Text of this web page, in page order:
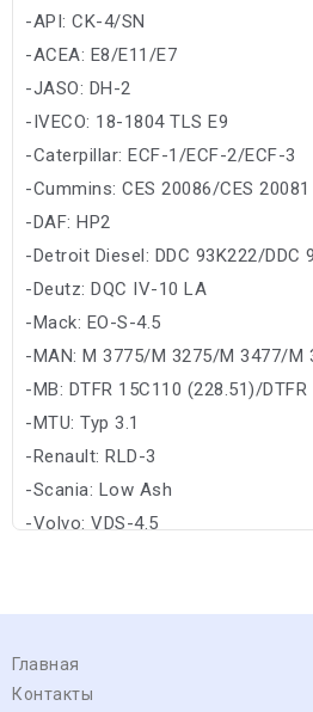
-API: CK-4/SN
-ACEA: E8/E11/E7
-JASO: DH-2
-IVECO: 18-1804 TLS E9
-Caterpillar: ECF-1/ECF-2/ECF-3
-Cummins: CES 20086/CES 20081
-DAF: HP2
-Detroit Diesel: DDC 93K222/DDC
-Deutz: DQC IV-10 LA
-Mack: EO-S-4.5
-MAN: M 3775/M 3275/M 3477/M
-MB: DTFR 15C110 (228.51)/
-MTU: Typ 3.1
-Renault: RLD-3
-Scania: Low Ash
-Volvo: VDS-4.5
Главная
Контакты